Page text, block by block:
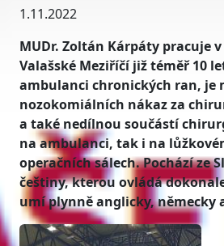
1.11.2022
MUDr. Zoltán Kárpáty pracuje v
Valašské Meziříčí již téměř 10
ambulanci chronických ran, je
nozokomiálních nákaz za
a také nedílnou součástí
na ambulanci, tak i na
operačních sálech. Pochází ze
češtiny, kterou ovládá
umí plynně anglicky, německy